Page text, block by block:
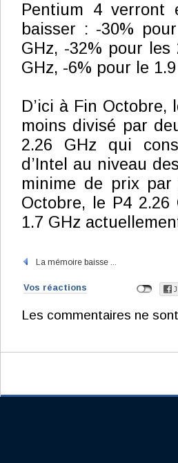
Pentium 4 verront
baisser : -30%
GHz, -32% pour les
GHz, -6% pour le
D’ici à Fin Octobre,
moins divisé par
2.26 GHz qui
d’Intel au niveau
minime de prix
Octobre, le P4 2.26
1.7 GHz
La mémoire baisse ...
Vos réactions
Les commentaires ne